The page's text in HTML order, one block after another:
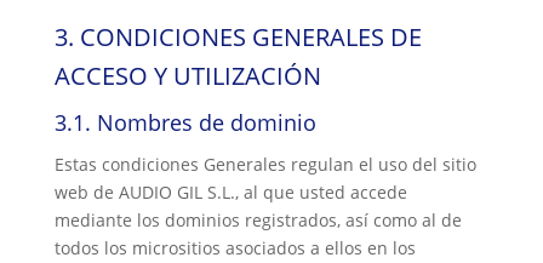
3. CONDICIONES GENERALES DE
ACCESO Y UTILIZACIÓN
3.1. Nombres de dominio
Estas condiciones Generales regulan el uso del sitio
web de AUDIO GIL S.L., al que usted accede
mediante los dominios registrados, así como al de
todos los micrositios asociados a ellos en los